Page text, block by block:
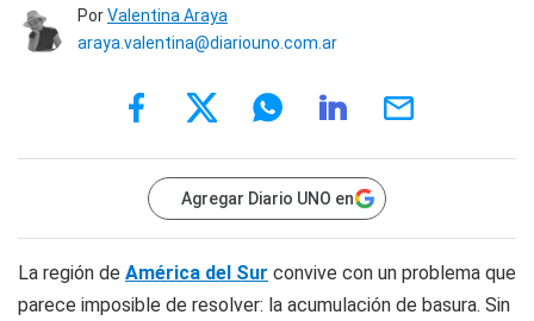
PorValentina Araya
araya.valentina@diariouno.com.ar
Agregar Diario UNO en
La región de América del Sur convive con un problema que
parece imposible de resolver: la acumulación de basura. Sin